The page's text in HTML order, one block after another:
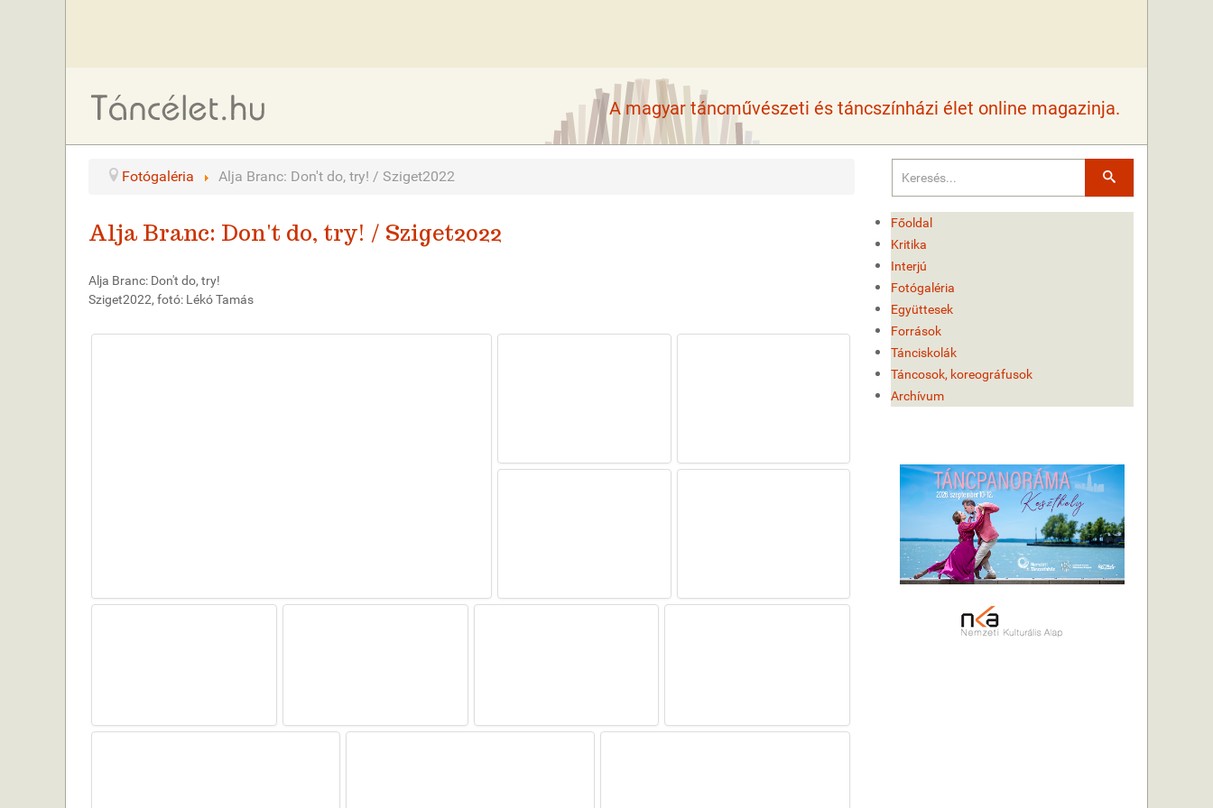
A magyar táncművészeti és táncszínházi élet online magazinja.
Fotógaléria Alja Branc: Don't do, try! / Sziget2022
Alja Branc: Don't do, try! / Sziget2022
Alja Branc: Don't do, try!
Sziget2022, fotó: Lékó Tamás
Keresés
Főoldal
Kritika
Interjú
Fotógaléria
Együttesek
Források
Tánciskolák
Táncosok, koreográfusok
Archívum